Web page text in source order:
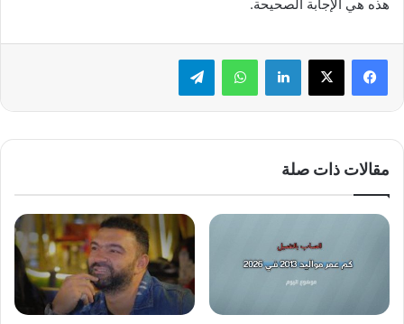
هذه هي الإجابة الصحيحة.
لينكدإن واتساب تيلقرام
مقالات ذات صلة